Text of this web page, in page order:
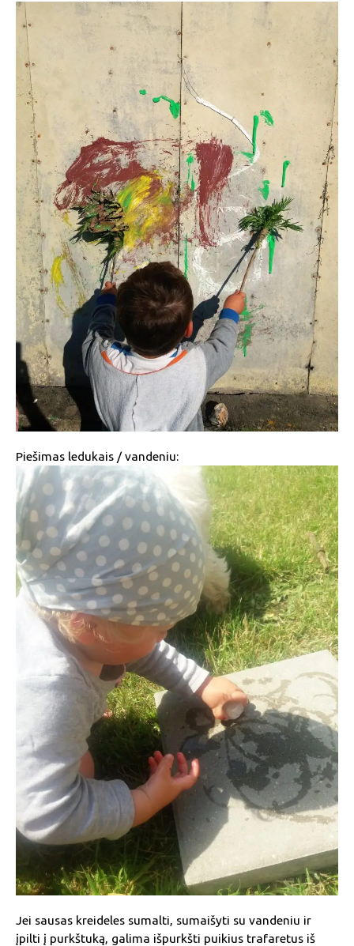
Piešimas ledukais / vandeniu:
Jei sausas kreideles sumalti, sumaišyti su vandeniu ir
įpilti į purkštuką, galima išpurkšti puikius trafaretus iš